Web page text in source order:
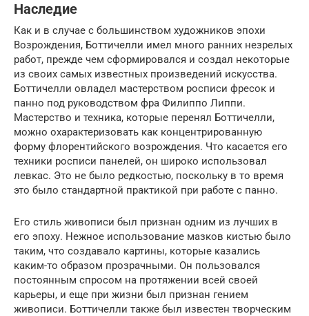
Наследие
Как и в случае с большинством художников эпохи
Возрождения, Боттичелли имел много ранних незрелых
работ, прежде чем сформировался и создал некоторые
из своих самых известных произведений искусства.
Боттичелли овладел мастерством росписи фресок и
панно под руководством фра Филиппо Липпи.
Мастерство и техника, которые перенял Боттичелли,
можно охарактеризовать как концентрированную
форму флорентийского возрождения. Что касается его
техники росписи панелей, он широко использовал
левкас. Это не было редкостью, поскольку в то время
это было стандартной практикой при работе с панно.
Его стиль живописи был признан одним из лучших в
его эпоху. Нежное использование мазков кистью было
таким, что создавало картины, которые казались
каким-то образом прозрачными. Он пользовался
постоянным спросом на протяжении всей своей
карьеры, и еще при жизни был признан гением
живописи. Боттичелли также был известен творческим